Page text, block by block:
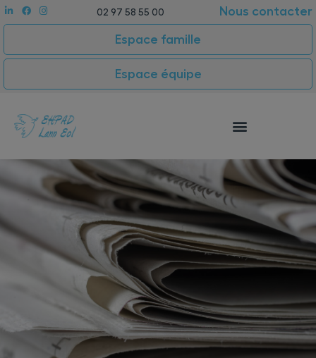
02 97 58 55 00 Nous contacter
Espace famille
Espace équipe